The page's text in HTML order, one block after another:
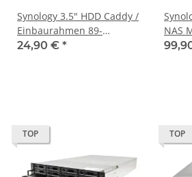
Synology 3.5" HDD Caddy /
Einbaurahmen 89-
DTR701Z31 for NAS
24,90 € *
NAS
TOP TOP